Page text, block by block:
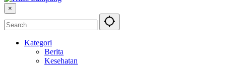
×
Kategori
Berita
Kesehatan